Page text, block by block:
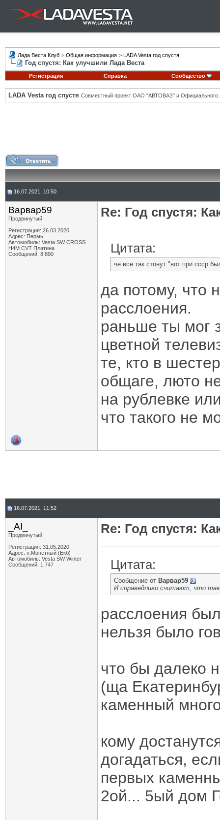
Лада Веста Клуб > Общая информация > LADA Vesta год спустя
Год спустя: Как улучшили Лада Веста
Регистрация Справка Сообщество
LADA Vesta год спустя Совместный проект ОАО "АВТОВАЗ" и Официального
16.07.2021, 10:50
Варвар59
Продвинутый
Регистрация: 26.03.2020
Адрес: Пермь
Автомобиль: Vesta SW CROSS
H4M CVT Платина
Сообщений: 8,890
Re: Год спустя:
Цитата:
че все так стонут "вот при ссср
да потому, что
расслоения.
раньше ты мог
цветной
те, кто в
общаге, люто
на рублевке
что такого не
16.07.2021, 11:52
_AI_
Продвинутый
Регистрация: 31.05.2020
Адрес: п.Монетный (Екб)
Автомобиль: Vesta SW Winter
Сообщений: 1,747
Re: Год спустя:
Цитата:
Сообщение от Варвар59
И справедливо считают, что
расслоения
нельзя было
что бы далеко
(ща
каменный
кому
догадаться,
первых
2ой... 5ый дом